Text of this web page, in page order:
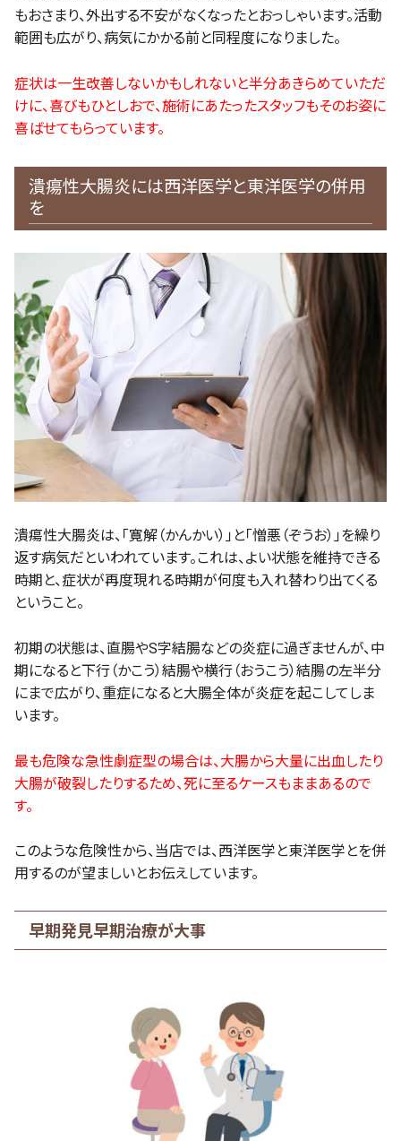
もおさまり、外出する不安がなくなったとおっしゃいます。活動
範囲も広がり、病気にかかる前と同程度になりました。
症状は一生改善しないかもしれないと半分あきらめていただ
けに、喜びもひとしおで、施術にあたったスタッフもそのお姿に
喜ばせてもらっています。
潰瘍性大腸炎には西洋医学と東洋医学の併用
を
潰瘍性大腸炎は、「寛解（かんかい）」と「憎悪（ぞうお）」を繰り
返す病気だといわれています。これは、よい状態を維持できる
時期と、症状が再度現れる時期が何度も入れ替わり出てくる
ということ。
初期の状態は、直腸やS字結腸などの炎症に過ぎませんが、中
期になると下行（かこう）結腸や横行（おうこう）結腸の左半分
にまで広がり、重症になると大腸全体が炎症を起こしてしま
います。
最も危険な急性劇症型の場合は、大腸から大量に出血したり
大腸が破裂したりするため、死に至るケースもままあるので
す。
このような危険性から、当店では、西洋医学と東洋医学とを併
用するのが望ましいとお伝えしています。
早期発見早期治療が大事